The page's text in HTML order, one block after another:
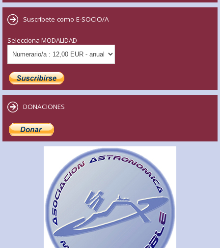
Suscríbete como E-SOCIO/A
Selecciona MODALIDAD
DONACIONES